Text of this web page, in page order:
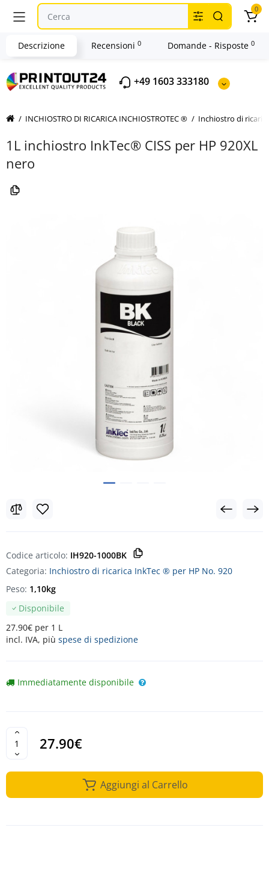
+49 1603 333180
0
INCHIOSTRO DI RICARICA INCHIOSTROTEC ® Inchiostro di
1L inchiostro InkTec® CISS per HP 920XL
nero
Codice articolo: IH920-1000BK
Categoria: Inchiostro di ricarica InkTec ® per HP No. 920
Disponibile
27.90€ per 1 L
incl. IVA, più spese di spedizione
Peso: 1,10kg
Immediatamente disponibile
27.90€
Aggiungi al Carrello
Descrizione Recensioni 0 Domande - Risposte 0